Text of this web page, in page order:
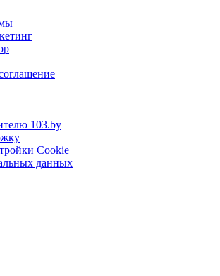
103.by
Cookie
данных